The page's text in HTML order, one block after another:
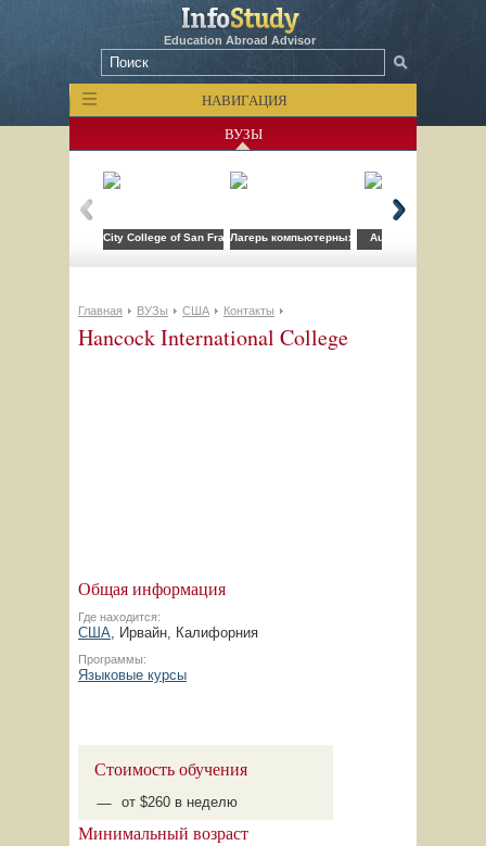
Education Abroad Advisor
НАВИГАЦИЯ
ВУЗЫ
City College of San FranciscoЛагерь компьютерных технологий FLS при
Auburn University
Главная ВУЗы США Контакты
Hancock International College
Общая информация
Где находится:
США, Ирвайн, Калифорния
Программы:
Языковые курсы
Стоимость обучения
от $260 в неделю
Минимальный возраст